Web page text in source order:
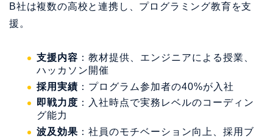
B社は複数の高校と連携し、プログラミング教育を支
援。
支援内容 ：教材提供、エンジニアによる授業、
ハッカソン開催
採用実績 ：プログラム参加者の40%が入社
即戦力度 ：入社時点で実務レベルのコーディン
グ能力
波及効果 ：社員のモチベーション向上、採用ブ